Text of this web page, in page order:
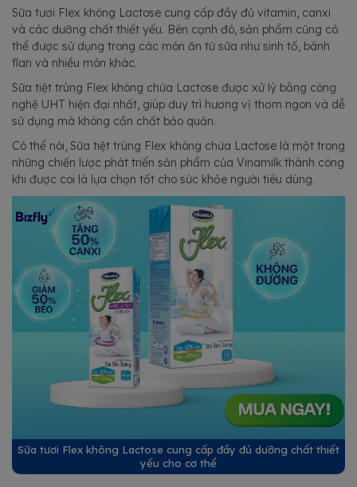
Sữa tươi Flex không Lactose cung cấp đầy đủ vitamin, canxi
và các dưỡng chất thiết yếu. Bên cạnh đó, sản phẩm cũng có
thể được sử dụng trong các món ăn từ sữa như sinh tố, bánh
flan và nhiều món khác.
Sữa tiệt trùng Flex không chứa Lactose được xử lý bằng công
nghệ UHT hiện đại nhất, giúp duy trì hương vị thơm ngon và dễ
sử dụng mà không cần chất bảo quản.
Có thể nói, Sữa tiệt trùng Flex không chứa Lactose là một trong
những chiến lược phát triển sản phẩm của Vinamilk thành công
khi được coi là lựa chọn tốt cho sức khỏe người tiêu dùng.
Sữa tươi Flex không Lactose cung cấp đầy đủ dưỡng chất thiết
yếu cho cơ thể